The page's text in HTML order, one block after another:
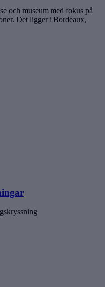
och museum med fokus på
Det ligger i Bordeaux,